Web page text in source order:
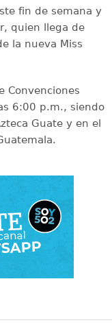
fin de semana y
quien llega de
la nueva Miss
Convenciones
6:00 p.m., siendo
Guate y en el